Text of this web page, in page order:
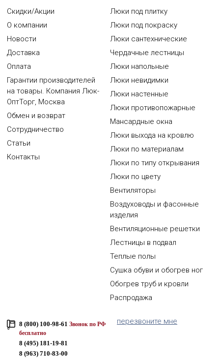
Скидки/Акции
О компании
Новости
Доставка
Оплата
Гарантии производителей
на товары. Компания Люк-
ОптТорг, Москва
Обмен и возврат
Сотрудничество
Статьи
Контакты
Люки под плитку
Люки под покраску
Люки сантехнические
Чердачные лестницы
Люки напольные
Люки невидимки
Люки настенные
Люки противопожарные
Мансардные окна
Люки выхода на кровлю
Люки по материалам
Люки по типу открывания
Люки по цвету
Вентиляторы
Воздуховоды и фасонные
изделия
Вентиляционные решетки
Лестницы в подвал
Теплые полы
Сушка обуви и обогрев ног
Обогрев труб и кровли
Распродажа
8 (800) 100-98-61 Звонок по РФ
бесплатно
8 (495) 181-19-81
8 (963) 710-83-00
перезвоните мне